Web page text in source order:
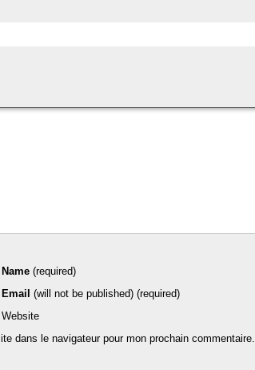
Name (required)
Email (will not be published) (required)
Website
dans le navigateur pour mon prochain commentaire.